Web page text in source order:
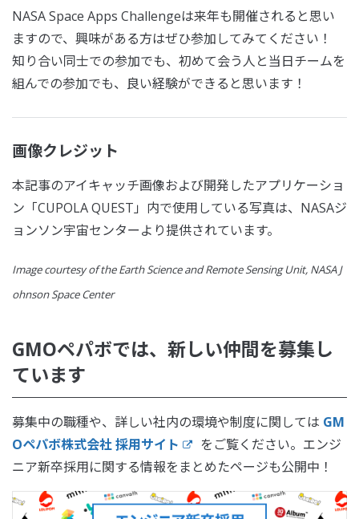
NASA Space Apps Challengeは来年も開催されると思い
ますので、興味がある方はぜひ参加してみてください！
知り合い同士での参加でも、初めて会う人と当日チームを
組んでの参加でも、良い経験ができると思います！
画像クレジット
本記事のアイキャッチ画像および開発したアプリケーショ
ン「CUPOLA QUEST」内で使用している写真は、NASAジ
ョンソン宇宙センターより提供されています。
Image courtesy of the Earth Science and Remote Sensing Unit, NASA J
ohnson Space Center
GMOペパボでは、新しい仲間を募集し
ています
募集中の職種や、詳しい社内の環境や制度に関しては GM
Oペパボ株式会社 採用サイト
をご覧ください。エンジ
ニア新卒採用に関する情報をまとめたページも公開中！